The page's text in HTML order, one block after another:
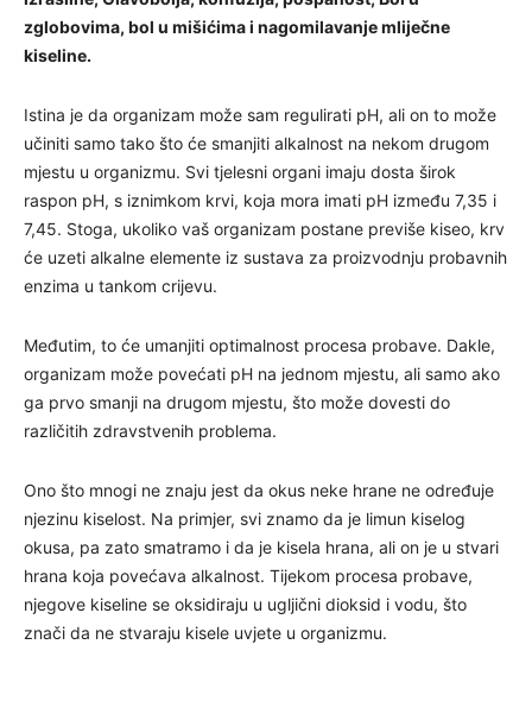
zglobovima, bol u mišićima i nagomilavanje mliječne
kiseline.
Istina je da organizam može sam regulirati pH, ali on to može
učiniti samo tako što će smanjiti alkalnost na nekom drugom
mjestu u organizmu. Svi tjelesni organi imaju dosta širok
raspon pH, s iznimkom krvi, koja mora imati pH između 7,35 i
7,45. Stoga, ukoliko vaš organizam postane previše kiseo, krv
će uzeti alkalne elemente iz sustava za proizvodnju probavnih
enzima u tankom crijevu.
Međutim, to će umanjiti optimalnost procesa probave. Dakle,
organizam može povećati pH na jednom mjestu, ali samo ako
ga prvo smanji na drugom mjestu, što može dovesti do
različitih zdravstvenih problema.
Ono što mnogi ne znaju jest da okus neke hrane ne određuje
njezinu kiselost. Na primjer, svi znamo da je limun kiselog
okusa, pa zato smatramo i da je kisela hrana, ali on je u stvari
hrana koja povećava alkalnost. Tijekom procesa probave,
njegove kiseline se oksidiraju u ugljični dioksid i vodu, što
znači da ne stvaraju kisele uvjete u organizmu.